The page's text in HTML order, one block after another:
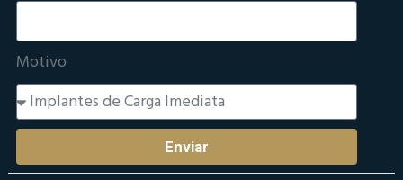
Motivo
Enviar